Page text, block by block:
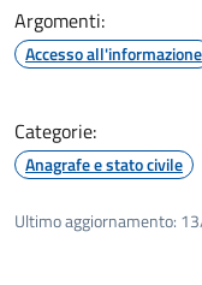
Argomenti:
Accesso all'informazione
Categorie:
Anagrafe e stato civile
Ultimo aggiornamento: